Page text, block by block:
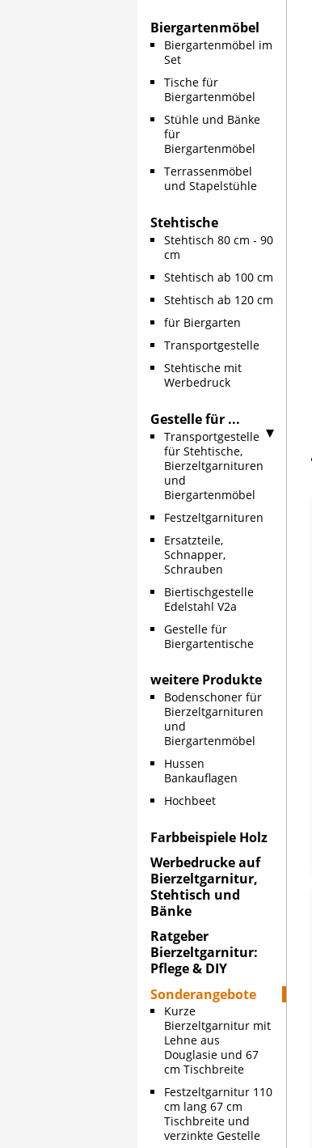
Biergartenmöbel
Biergartenmöbel im
Set
Tische für
Biergartenmöbel
Stühle und Bänke
für
Biergartenmöbel
Terrassenmöbel
und Stapelstühle
Stehtische
Stehtisch 80 cm - 90
cm
Stehtisch ab 100 cm
Stehtisch ab 120 cm
für Biergarten
Transportgestelle
Stehtische mit
Werbedruck
Gestelle für ...
Transportgestelle
für Stehtische,
Bierzeltgarnituren
und
Biergartenmöbel
Festzeltgarnituren
Ersatzteile,
Schnapper,
Schrauben
Biertischgestelle
Edelstahl V2a
Gestelle für
Biergartentische
weitere Produkte
Bodenschoner für
Bierzeltgarnituren
und
Biergartenmöbel
Hussen
Bankauflagen
Hochbeet
Farbbeispiele Holz
Werbedrucke auf
Bierzeltgarnitur,
Stehtisch und
Bänke
Ratgeber
Bierzeltgarnitur:
Pflege & DIY
Sonderangebote
Kurze
Bierzeltgarnitur mit
Lehne aus
Douglasie und 67
cm Tischbreite
Festzeltgarnitur 110
cm lang 67 cm
Tischbreite und
verzinkte Gestelle